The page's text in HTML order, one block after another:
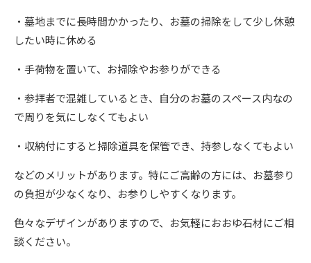
・墓地までに長時間かかったり、お墓の掃除をして少し休憩
したい時に休める
・手荷物を置いて、お掃除やお参りができる
・参拝者で混雑しているとき、自分のお墓のスペース内なの
で周りを気にしなくてもよい
・収納付にすると掃除道具を保管でき、持参しなくてもよい
などのメリットがあります。特にご高齢の方には、お墓参り
の負担が少なくなり、お参りしやすくなります。
色々なデザインがありますので、お気軽におおゆ石材にご相
談ください。